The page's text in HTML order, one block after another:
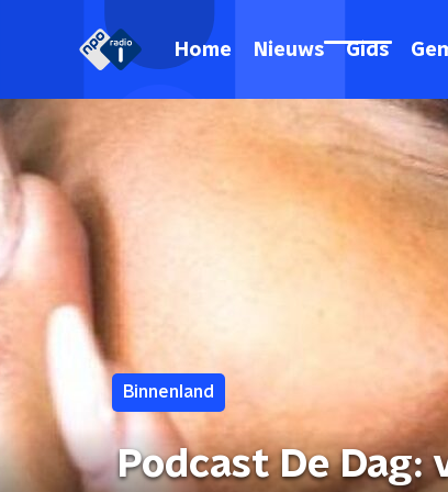
Home Nieuws Gids
Binnenland
Podcast De